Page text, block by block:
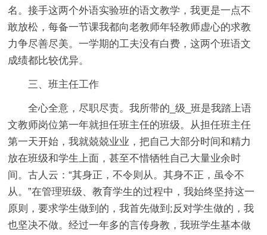
名。接手这两个外语实验班的语文教学，我更是一点不
敢放松，每备一节课我都向老教师年轻教师虚心的求教
力争尽善尽美。一学期的工夫没有白费，这两个班语文
成绩都比较优异。
三、班主任工作
全心全意，尽职尽责。我所带的_级_班是我踏上语
文教师岗位第一年就担任班主任的班级。从担任班主任
第一天开始，我就兢兢业业，把自己大部分时间和精力
放在班级和学生上面，甚至不惜牺牲自己大量业余时
间。古人云：“其身正，不令则从。其身不正，虽令不
从。”在管理班级、教育学生的过程中，我始终坚持这一
原则，要求学生做到的，我首先做到;反对学生做的，我
也坚决不做。经过一年多的言传身教，我班学生基本做